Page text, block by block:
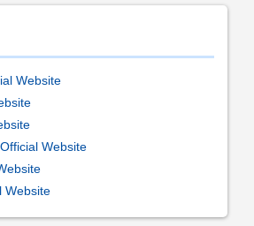
Website
Website
Website